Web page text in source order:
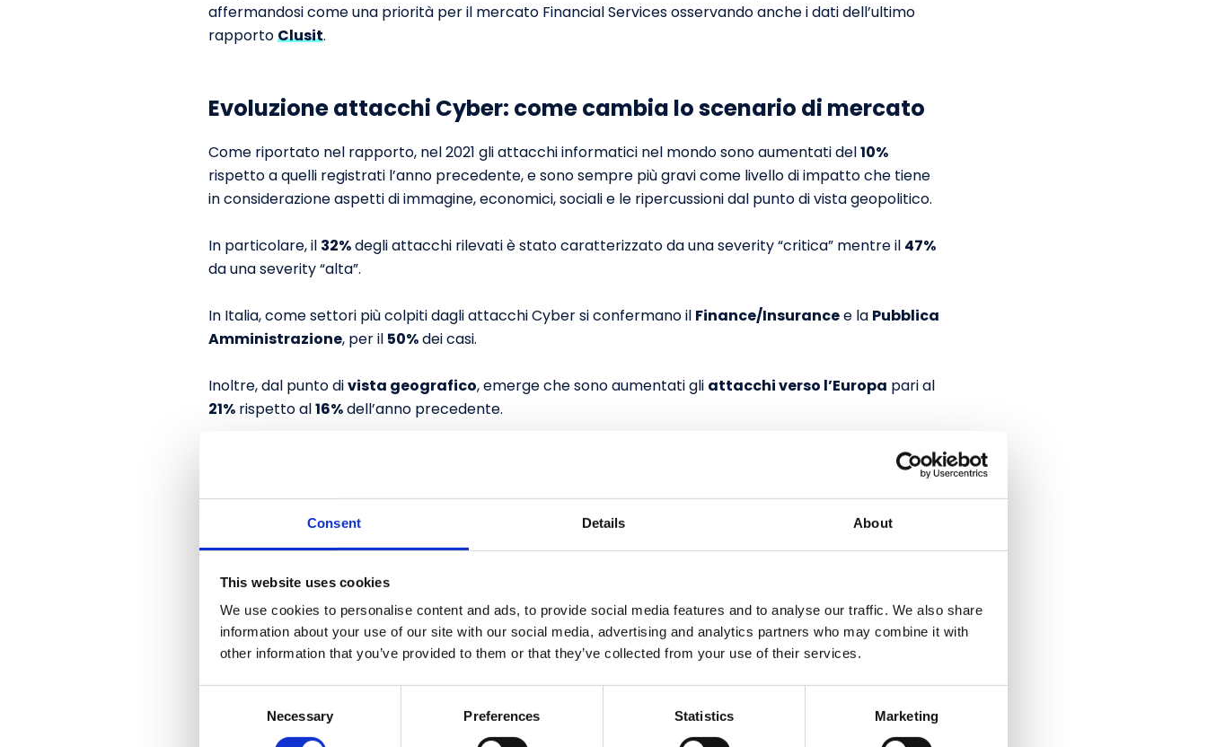
Consent Details About
This website uses cookies
We use cookies to personalise content and ads, to provide social media features and to analyse our traffic. We also share
information about your use of our site with our social media, advertising and analytics partners who may combine it with
other information that you’ve provided to them or that they’ve collected from your use of their services.
Necessary Preferences Statistics Marketing
affermandosi come una priorità per il mercato Financial Services osservando anche i dati dell’ultimo
rapportoClusit.
Evoluzione attacchi Cyber: come cambia lo scenario di mercato
Come riportato nel rapporto, nel 2021 gli attacchi informatici nel mondo sono aumentati del10%
rispetto a quelli registrati l’anno precedente, e sono sempre più gravi come livello di impatto che tiene
in considerazione aspetti di immagine, economici, sociali e le ripercussioni dal punto di vista geopolitico.
In particolare, il 32%degli attacchi rilevati è stato caratterizzato da una severity “critica” mentre il 47%
da una severity “alta”.
In Italia, come settori più colpiti dagli attacchi Cyber si confermano il Finance/Insurancee la Pubblica
Amministrazione, per il 50%dei casi.
Inoltre, dal punto divista geografico, emerge che sono aumentati gli attacchi verso l’Europa pari al
21% rispetto al16%dell’anno precedente.
mondiali possiamo affermare che i dati del prossimo Rapporto Clusit porranno sempre più al centro il
fenomeno del cybercrime in senso stretto, gli attacchi gravi ad alto impatto e i conseguenti danni.
Principali Pillars del Digital Operational Resilience Act (DORA)
Rispetto al contesto regolamentare e di mercato analizzato, le entità in perimetro dovranno
considerare diversi pillars al fine di essere in linea con il Regolamento DORA:
Ruoli e governance aziendale
: viene richiesto un potenziamento delle responsabilità per le funzioni
interne ICT. In particolare, all’organo di gestione è affidato un ruolo centrale nella gestione dei rischi
relativi alle TIC (
Tecnologie per l’informazione e la comunicazione) e un impegno costante nel controllo
del monitoraggio della gestione dei rischi relativi alle TIC nonché l’intera gamma di processi di